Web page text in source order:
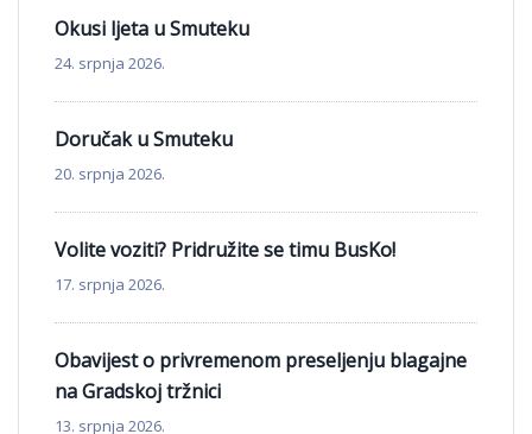
Okusi ljeta u Smuteku
24. srpnja 2026.
Doručak u Smuteku
20. srpnja 2026.
Volite voziti? Pridružite se timu BusKo!
17. srpnja 2026.
Obavijest o privremenom preseljenju blagajne
na Gradskoj tržnici
13. srpnja 2026.